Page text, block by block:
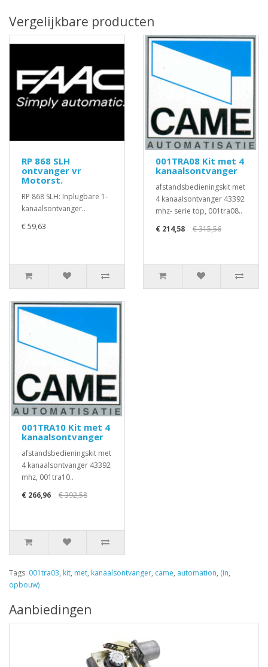
Vergelijkbare producten
RP 868 SLH
ontvanger vr
Motorst.
RP 868 SLH: Inplugbare 1-
kanaalsontvanger..
€ 59,63
001TRA08 Kit met 4
kanaalsontvanger
afstandsbedieningskit met
4 kanaalsontvanger 43392
mhz- serie top, 001tra08..
€ 214,58
€ 315,56
001TRA10 Kit met 4
kanaalsontvanger
afstandsbedieningskit met
4 kanaalsontvanger 43392
mhz, 001tra10..
€ 266,96
€ 392,58
Tags: 001tra03, kit, met, kanaalsontvanger, came, automation, (in,
opbouw)
Aanbiedingen